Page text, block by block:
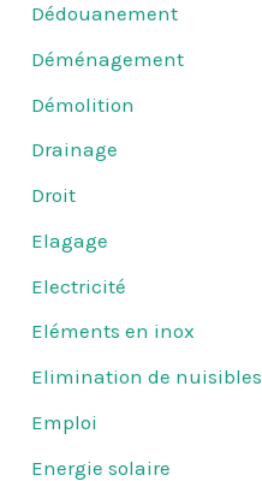
Dédouanement
Déménagement
Démolition
Drainage
Droit
Elagage
Electricité
Eléments en inox
Elimination de nuisibles
Emploi
Energie solaire